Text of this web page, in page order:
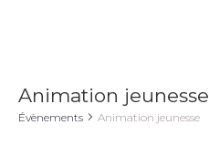
Animation jeunesse
Évènements Animation jeunesse